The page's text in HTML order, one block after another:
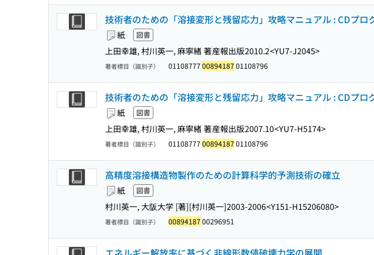
技術者のための「溶接変形と残留応力」攻略マニュアル : CDプロ
紙 図書
上田幸雄, 村川英一, 麻寧緒 著産報出版2010.2<YU7-J2045>
著者標目（識別子） 01108777 00894187 01108796
技術者のための「溶接変形と残留応力」攻略マニュアル : CDプロ
紙 図書
上田幸雄, 村川英一, 麻寧緒 著産報出版2007.10<YU7-H5174>
著者標目（識別子） 01108777 00894187 01108796
高精度溶接構造物製作のための計算科学的予測技術の確立
紙 図書
村川英一, 大阪大学 [著][村川英一]2003-2006<Y151-H15206080>
著者標目（識別子） 00894187 00296951